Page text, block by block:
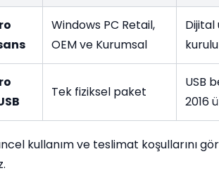
Windows PC Retail,
OEM ve Kurumsal
Dijital
Tek fiziksel paket
USB
2016
kullanım ve teslimat koşullarını